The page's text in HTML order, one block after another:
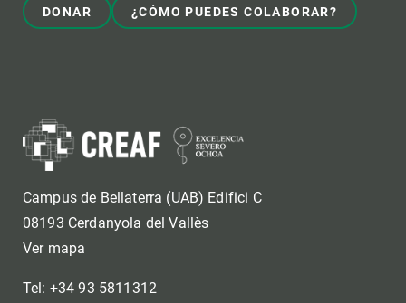
DONAR ¿CÓMO PUEDES COLABORAR?
Campus de Bellaterra (UAB) Edifici C
08193 Cerdanyola del Vallès
Ver mapa
Tel: +34 93 5811312